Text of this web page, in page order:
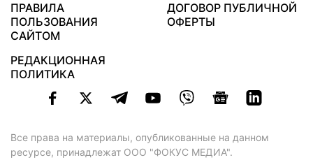
ПРАВИЛА
ПОЛЬЗОВАНИЯ
САЙТОМ
ДОГОВОР ПУБЛИЧНОЙ
ОФЕРТЫ
РЕДАКЦИОННАЯ
ПОЛИТИКА
Все права на материалы, опубликованные на данном
ресурсе, принадлежат ООО "ФОКУС МЕДИА".